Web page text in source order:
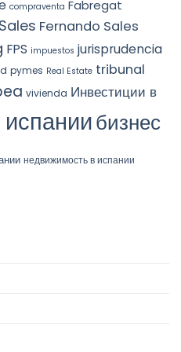
compraventa Fabregat
Fernando Sales
FPS impuestos jurisprudencia
pymes Real Estate tribunal
vivienda Инвестиции в
бизнес
недвижимость в испании